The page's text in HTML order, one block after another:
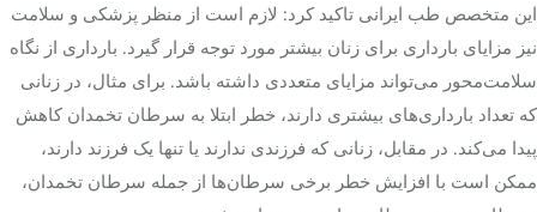
این متخصص طب ایرانی تاکید کرد: لازم است از منظر پزشکی و سلامت
نیز مزایای بارداری برای زنان بیشتر مورد توجه قرار گیرد. بارداری از نگاه
سلامت‌محور می‌تواند مزایای متعددی داشته باشد. برای مثال، در زنانی
که تعداد بارداری‌های بیشتری دارند، خطر ابتلا به سرطان تخمدان کاهش
پیدا می‌کند. در مقابل، زنانی که فرزندی ندارند یا تنها یک فرزند دارند،
ممکن است با افزایش خطر برخی سرطان‌ها از جمله سرطان تخمدان،